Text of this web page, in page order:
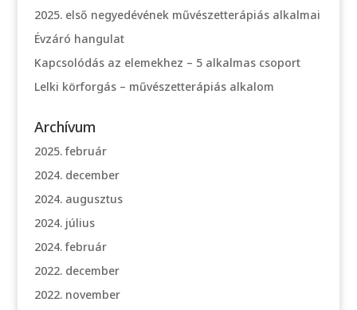
2025. első negyedévének művészetterápiás alkalmai
Évzáró hangulat
Kapcsolódás az elemekhez – 5 alkalmas csoport
Lelki körforgás – művészetterápiás alkalom
Archívum
2025. február
2024. december
2024. augusztus
2024. július
2024. február
2022. december
2022. november